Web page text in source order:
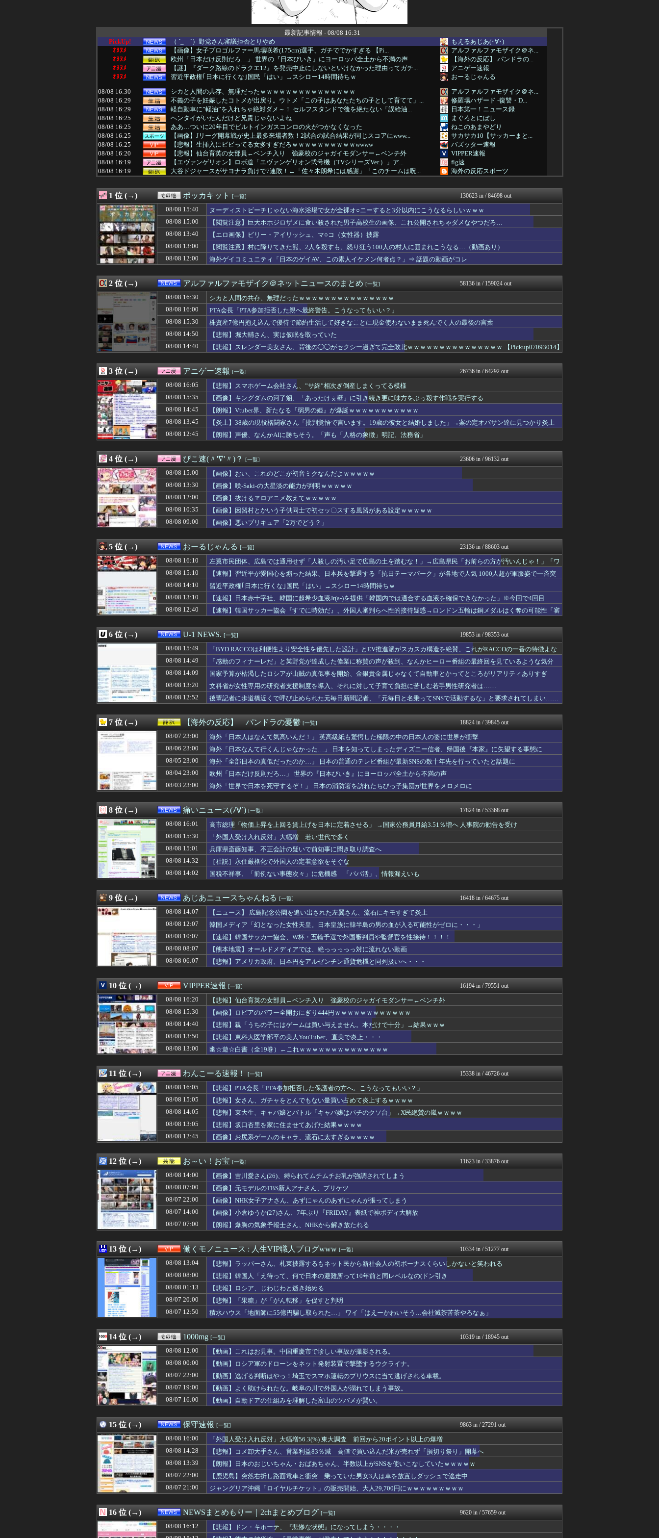
最新記事情報 - 08/08 16:31
PickUp!
（ ´_ゝ`）野党さん審議拒否とりやめ
もえるあじあ(･∀･)
ｵﾇﾇﾒ
【画像】女子プロゴルファー馬場咲希(175cm)選手、ガチででかすぎる 【Pi...
アルファルファモザイク＠ネ...
ｵﾇﾇﾒ
欧州「日本だけ反則だろ…」 世界の『日本びいき』にヨーロッパ全土から不満の声
【海外の反応】 パンドラの...
ｵﾇﾇﾒ
【謎】『ダーク路線のドラクエ12』を発売中止にしないといけなかった理由ってガチ...
アニゲー速報
ｵﾇﾇﾒ
習近平政権｢日本に行くな｣国民「はい」→スシロー14時間待ちｗ
おーるじゃんる
08/08 16:30
シカと人間の共存、無理だったｗｗｗｗｗｗｗｗｗｗｗｗｗｗｗ
アルファルファモザイク＠ネ...
08/08 16:29
不義の子を妊娠したコトメが出戻り。ウトメ「この子はあなたたちの子として育てて」...
修羅場ハザード -復讐・D...
08/08 16:29
軽自動車に”軽油”を入れちゃ絶対ダメ～！ セルフスタンドで後を絶たない「誤給油...
日本第一！ニュース録
08/08 16:25
ヘンタイがいたんだけど兄貴じゃないよね
まぐろとにぼし
08/08 16:25
ああ…ついに20年目でビルトインガスコンロの火がつかなくなった
ねこのあまやどり
08/08 16:25
【画像】Jリーグ開幕戦が史上最多来場者数！2試合の試合結果が同じスコアにwww...
サカサカ10【サッカーまと...
08/08 16:25
【悲報】生挿入にビビってる女多すぎだろｗｗｗｗｗｗｗｗｗｗwwww
バズッター速報
08/08 16:20
【悲報】仙台育英の女部員←ベンチ入り 強豪校のジャガイモダンサー←ベンチ外
VIPPER速報
08/08 16:19
【エヴァンゲリオン】ロボ道「エヴァンゲリオン弐号機（TVシリーズVer.）」ア...
fig速
08/08 16:19
大谷ドジャースがサヨナラ負けで7連敗！←「佐々木朗希には感謝」「このチームは呪...
海外の反応スポーツ
08/08 16:15
子育てママ達の「勉強って必要？」にモヤモヤ。その発言を聞くたびに感じてしまうこ...
鬼女の宅配便 - 修羅場・...
08/08 16:12
【悲報】ドン・キホーテ、『悲惨な状態』になってしまう・・・・
NEWSまとめもりー｜2c...
08/08 16:12
嫁の手作りのベビー用品を父が他人にプレゼント。許可を出した俺は嫁から非難轟轟で...
浮気ちゃんねる
08/08 16:11
外国人「東京で謎の動物を見たんだけどコイツの正体分かる？」
海外の万国反応記＠海外の反...
08/08 16:10
【ウマ娘】「もう来週」 なんで今回のLOHこんな早いの
ウマ娘うまぴょい速報
08/08 16:10
【急増】「外国人受け入れ反対」56.3％に わずか2年で20.7ポイント増、東...
08/08 16:10
映画『8番出口』が金曜ロードショーで地上波初放送決定！！8月28日！！
デジタルニューススレッド
08/08 16:10
【画像】美人レースクイーンの透け透けぽっちゃり腹、ヌケる
まとめ芸能＠美女画像まとめ...
08/08 16:10
【画像】女子さん、ヌードデッサンでチ〇コをガン見してしまうｗｗｗwｗｗｗｗｗｗ...
なんJミュージアム
08/08 16:10
左翼市民団体、広島では通用せず「人殺しの汚い足で広島の土を踏むな！」→広島県民...
おーるじゃんる
08/08 16:09
【熊本地震】避難者の食生活、改善急務＝調理できず「パン飽き飽き」―断水なお３万...
資格ちゃんねる
08/08 16:09
【最高】宝鐘マリンの活動3周年を記念した伝説の歌謡祭！多数の豪華ゲスト出演や新...
08/08 16:09
【速報】紫咲シオン
トレンドの通り道
08/08 16:09
ショートスリーパー堀大輔、「寝たほうがいいのでは？のコメントにブチギレ
08/08 16:09
中2男子、野球部の練習中に頭部を強打しCT検査→70代医師「問題ないです」→他...
まとめたニュース
08/08 16:08
【ウマ娘】水着フサパンはギャルママみあって良かったから引く
ウマ娘まとめ超速報！
08/08 16:07
【議論】長文タイトルはダサい？
異世界転生まとめ速報
08/08 16:06
義母が「髪の毛ばかり落ちている」と言うのでベリーショートにした。その後の掃除で...
修羅場ライフ速報
08/08 16:06
カープ大瀬良(2軍) 防御率4.31 WHIP1.39 QS率40%
広島東洋カープまとめブログ...
08/08 16:05
【画像】カノカリ女、あまりにもセックスすぎるグッズにされてしまう
アニチャット
08/08 16:05
【動画】ショートスリーパー「寝たほうがいいよ」の一言にブチギレ・・・
08/08 16:05
【悲報】スマホゲーム会社さん、”サ終”相次ぎ倒産しまくってる模様
アニゲー速報
08/08 16:05
韓国人「現在、日本でとんでもない進化を遂げている韓国料理がこちら…」→「これは...
海外トークログ
08/08 16:05
『MYST』シリーズって正直ADVゲームの最高傑作だよね
08/08 16:05
【画像】デカパイ気象予報士さん、ビキニ姿でダイナマイトボディを解禁wwwwww
女子アナお宝画像速報－5c...
08/08 16:05
【悲報】PTA会長「PTA参加拒否した保護者の方へ。こうなってもいい？」
わんこーる速報！
08/08 16:05
ワイの上司がカラオケでT-BOLANばっかり歌うんやが
08/08 16:02
※【ガンダムX】ロアビィがエアマスター、ウィッツがレオパルドに乗っていたら
GUNDAM.LOG｜ガン...
08/08 16:02
【画像】小倉優子(42)、大学の友達と初めての飲み会wwwwwww
いたしん！
08/08 16:01
高市総理「物価上昇を上回る賃上げを日本に定着させる」 →国家公務員月給3.51...
08/08 16:01
【衝撃】34歳ニート、『エロ漫画』で人生逆転
凹凸ちゃんねる 発達障害・...
08/08 16:01
【PC電源】いったい誰に見せるためにそんな所にLCD付けるのかな
08/08 16:01
お前らがメイドイン韓国で認めてるもの 「キムチ」あと3つは？
08/08 16:00
熊本地震で居酒屋から温泉が湧き出るwwwwwwww
08/08 16:00
「ビールと水を交互に飲まないと倒れるグラス」発売 適正飲酒を施す
明日は何を食べようか
08/08 16:00
『トリコ』が天下取れなかった理由
08/08 16:00
株の資産7億円あるのに「株主優待」で生活してガンになる人生・・・
投資ちゃんねる
08/08 16:00
「外国人受け入れ反対」大幅増56.3(%) 東大調査 前回から20ポイント以上...
保守速報
08/08 16:00
【悲報】もこう、老人会RUSTで有能3人囲まれても腫物扱いされるｗｗｗ
ゲーム実況者速報＠YouT...
08/08 16:00
只今病院にて糖尿病の診断を下されました
キニ速
PTA会長「PTA参加拒否した親へ最終警告。こうなってもいい？」
アルファルファモザイク＠ネ...
08/08 16:00
韓国がサッカーの審判を買収したのはガチだった！ 審判を性接待して以降は7戦無敗...
08/08 16:00
【犬笛】毎日新聞「ふるさと納税の返礼品に『戦闘機の清掃体験』」→サヨク発狂「徴...
モナニュース
08/08 16:00
【ウマ娘】ごぞんじの事をごぞんじないのですか！？
パカ娘速報！！ウマ娘まとめ...
08/08 16:00
【朗報】松田好花、ビッチョビチョになるwwwwwww
乃木通 乃木坂46櫻坂46...
08/08 16:00
【うさぎおいしい】「ウサギの島」生態系に異変、観光客「過剰な餌やり」で増えた思...
08/08 16:00
すまん、マジのガチでウーバーが無理なんやが
バイク速報
08/08 16:00
【大阪】フェラーリを手がけたピニンファリーナ、日本の鉄道を初デザイン。南海電鉄...
常識的に考えた
【動画】ショートスリーパー堀大輔さん、今度は配信中に突然号泣「ずっと涙が止まら...
ラビット速報
08/08 16:00
姫野美南アナ、横乳おっぱい角度によっては谷間みえてそうタマラン
アイドル・女子アナ★吟じま...
08/08 16:00
【動画】ショートスリーパー堀さん、高須クリニックに医学的に詰められてガチ切れｗ...
【2ch】ニュー速クオリテ...
08/08 16:00
まあ怒られたかもしれんがガマボイラーの件ではないだろう多分
けおけお速報
08/08 16:00
【朗報】韓国人「Jリーグのこの監督、経歴がおかしい」
ニチカン！
08/08 16:00
チケット確認にすら応じずCAたちを突き飛ばした中国人22人を搭乗拒否 タイ
エアライン本舗
08/08 15:58
【速報】賀喜遥香、金川紗耶、弓木奈於が卒業
乃木坂46まとめ 乃木りん...
08/08 15:55
放課後、弓袋を背負って練習へ向かう女子高生に中国SNS「青春」「うらやましい」...
08/08 15:54
【試合結果】日本ハム2軍vs楽天 1-7｜東地区14回戦｜個人成績｜8/8
ファイターズ王国＠日ハムま...
08/08 15:53
【ラブライブ！】菅叶和さん、高校生の時に父親を亡くしていた【声優】
コンテンツ・声優 | ラブ...
08/08 15:51
【巨人対ヤクルト17回戦】巨人、2回裏2アウト一二塁から浦田のタイムリーで同点...
なんじぇいスタジアム＠なん...
「トランプ級」戦艦、建造費は総額43兆円か
ゴールデンタイムズ
08/08 15:49
「BYD RACCOは利便性より安全性を優先した設計」とEV推進派がスカスカ構...
08/08 15:48
ＦＦ史上最高傑作は？ニワカ「4！」馬鹿「8やね」陰キャ「7だろ？」←これｗｗｗ
アニはつ -アニメ発信場-
08/08 15:47
【拡散希望】辺野古転覆事故遺族が「全容解明と再発防止を求める会」設立 継続的に...
正義の見方
08/08 15:45
【悲報】ワイ、半導体で破産寸前ｗｗｗｗｗｗｗｗｗｗ
【サッカー まとめ】サカラ...
08/08 15:44
【悲報】インターネットプロバイダーから開示請求が届いた…
08/08 15:40
賀喜遥香ちゃん、ついにインスタアカウントを開設！！！【乃木坂46】
坂道情報通～乃木坂46まと...
08/08 15:40
【画像】コメ 損切り加速ｗｗｗｗｗｗｗｗｗ
08/08 15:40
【テレビ離れ】テレビ大好き高齢者の「テレビ離れ」も始まる 60代・70代も視聴...
結婚・恋愛ニュースぷらす
08/08 15:40
台風13号は中国大陸に行ったけど、15号の予想進路…なんだこれ？
08/08 15:40
ヌーディストビーチじゃない海水浴場で女が全裸オ○ニーすると3分以内にこうなるら...
08/08 15:38
北朝鮮の弾道ミサイル部隊、ロシアのヴォロネジ州に展開か…北朝鮮は本質的にウクラ...
軍事・ミリタリー速報☆彡
08/08 15:38
【朗報】 イーロン「Xでインプレゾンビが多すぎるから収益分配プログラムやめ...
なんJ PRIDE
08/08 15:35
韓国人「不適切接待疑惑、2002年イタリア・スペイン戦で『韓国に奪われた』と欧...
世界の憂鬱 海外・韓国の反...
08/08 15:35
【画像】女ってこんなに変わるもんなんか？ｗｗｗｗｗｗｗｗｗｗｗｗｗｗｗｗｗｗ...
不思議.net - 5ch...
08/08 15:35
【画像】キングダムの河了貂、「あったけぇ壁」に引き続き更に味方をぶっ殺す作戦を...
セの投手の打席、平均打率0割台ケガのリスクあり走って疲れる←これを今年までやっ...
ツバメ速報＠ヤクルトスワロ...
【画像】本田翼さんのおっぱい、限界突破ｗｗｗｗｗｗｗｗｗ
筋肉速報
08/08 15:33
【巨人対ヤクルト18回戦】ヤクルト、2回表1アウト三塁から内山壮真のタイムリー...
08/08 15:33
下着がエ◯チな変態女(50)のアソコを70分舐め回して深くイカせた結果ｗｗｗｗ...
08/08 15:33
親や教師に勧められて私立上位大に進み、企業の総合職に就いた。でも結婚相手に求め...
修羅の華-家庭・生活まとめ
08/08 15:32
【画像】木星、ヤバすぎるｗｗｗｗｗｗｗｗｗｗｗｗ
いたしん！
08/08 15:31
韓国人「本当にこれだけは日本がうらやましいと感じるものがこちら・・・」
コリアル
08/08 15:30
「外国人受け入れ反対」大幅増 若い世代で多く
痛いニュース(ﾉ∀`)
08/08 15:30
【画像】温泉の中でこれやる奴ｗｗｗｗｗｗｗｗｗ
08/08 15:30
【画像】ロピアのパワー全開おにぎり444円ｗｗｗｗｗｗｗｗｗｗｗｗ
08/08 15:30
株資産7億円抱え込んで優待で節約生活して好きなことに現金使わないまま死んでく人...
アルファルファモザイク＠ネ...
08/08 15:30
スマスロモンキーターンⅥが2027年1月以降に登場！？ゼーガペインは抱き合わせ...
08/08 15:30
こいつに金を流す政党って 〜 立憲民主ブレーンの菅野完氏、メルチュ折田社長に人...
08/08 15:29
【朗報】前阪神・岡田彰布(68)、何故かご機嫌wwwwwwwwwwwwww
なんじぇいスタジアム＠なん...
08/08 15:29
今週の咲-Saki-、役満炸裂で大荒れ
漫画まとめ速報
08/08 15:26
二軍試合実況 8月8日16:00～ ロッテ－巨人
まとめロッテ！
08/08 15:22
エドウィン・ディアス(3年103億円) 11登板 防御率11.00 WHIP2...
なんじぇいスタジアム＠なん...
08/08 15:21
【朗報】鈴木奈々、今が最も巨乳とのこと(画像あり)
08/08 15:20
【悲報】 飛行機のパイロットさん、「駅弁」を食べていることがバレる……
08/08 15:20
基地外パヨク集団「人殺しの汚い足で広島の土を踏むな！」→広島県民「お前らの方が...
ラビット速報
08/08 15:19
【画像】裏垢JD「新しい下着可愛いからみて！」www
じわ速 芸能ニュースまとめ
韓国人「韓国サッカー審判性接待した試合の結果を全部調べると……」
【画像】NASAが開発した素材採用､着るだけで瞬時に-15℃冷却する冷感ポンチ...
08/08 15:15
家の前の花火が一斉に暴発、玄関先に駆け込む一家「なんであのドア鍵かけてんだ」【...
QQQ(海外の反応)
08/08 15:15
友達「お前、なんか性犯罪者みたいな思考で気持ち悪いな」言われたわ
りぷらい速報
08/08 15:15
公園で海老剥いて食べてたらこうなるwww
まとめCUP
08/08 15:12
彼氏からプロポーズされた私。だが彼は自分の両親に私の存在を一度も報告してなかっ...
08/08 15:12
【仮面ライダー電王】ウラタロス、嘘つきだけど意外と常識人寄りだよね
08/08 15:12
【悲報】熊本の被災地、『異常事態』が発生してしまう！！！！！！！！
NEWSまとめもりー｜2c...
08/08 15:11
【悲報】佐藤二朗さん主演の「踊る」スピンオフ作品、結局撮影中止が決定wwwww...
mashlife通信
08/08 15:10
中日・阿部（控え目に言ってゴッド）の走者別の打撃成績が異次元すぎるｗｗｗｗｗｗ...
08/08 15:10
【悲報】佐藤二朗さん主演の「踊る」スピンオフ作品、結局撮影中止が決定ｗｗｗｗ...
08/08 15:10
【画像】爆乳のオタク女さん、うっかりインタビューを受けてしまうｗｗｗwｗｗｗｗ...
なんJミュージアム
08/08 15:10
【速報】習近平が愛国心を煽った結果、日本兵を撃退する「抗日テーマパーク」が各地...
おーるじゃんる
08/08 15:09
【悲報】九州名物の鶏刺しを食べた医師、全身麻痺になり車椅子生活「死んだ方が良い...
コノユビニュース｜みんなの...
08/08 15:09
【始まる】轟はじめが『あつまれどうぶつの森』でホテル経営！？
トレンドの通り道
08/08 15:09
じゃあ逆に「これはチェーン店でいいぞ」って奴、挙げてけwwwwwwwww
08/08 15:09
タイミング悪かった。猫を拾ったのが年末でそのまま年を越すことになった
おうち速報
08/08 15:08
【悲報】Q：なぜ辺野古転覆事故の防カメ映像をすぐに公開しなかったのか？ → 玉...
政経ワロスまとめニュース♪
08/08 15:08
おひさまの『イチャイチャ虫』発表時の反応が悲惨すぎる
08/08 15:06
『マリオカートワールド』はどうすればよかったのか
げぇ速
08/08 15:06
会社の事務員が社用車のブレーキとアクセルを踏み間違えた。それでフェンスを突き破...
修羅場ライフ速報
08/08 15:05
【悲報】女さん、ガチャをとんでもない量買い占めて炎上するｗｗｗｗ
わんこーる速報！
08/08 15:05
【画像】塩崎実央アナ、久々のスタジオで立派なYCを披露してしまうwwwww
女子アナお宝画像速報－5c...
08/08 15:05
キャッシュレス派の人が現金のみの店に文句言ってるのってどう思う？
大艦巨砲主義！
08/08 15:05
こども園から孫が怪我した迎えにと連絡あり。石をどかしてミミズ集め足の上に石を落...
08/08 15:05
【悲報】ダウンタウン浜田さん、差別発言と受け取られる一言で炎上ｗｗｗｗ
08/08 15:05
「BLEACH」のユーハバッハって、今見返すとあんま『全知全能』感ないよな・・...
最強ジャンプ放送局
08/08 15:05
【悲報】田中みな実(39)、妊娠して顔が別人のように変わる
もみあげチャ～シュ～
08/08 15:04
【悲報】全盛期のエマ・ワトソン可愛すぎワロッタｗｗｗｗｗｗｗｗｗ
08/08 15:03
義実家で連休の食事は簡単に済ませようと話してたら義兄嫁が泣き出した。「子供の食...
08/08 15:03
【ひぇ】PTA会長「PTA参加拒否した親へ最終警告。こうなってもいい？」
Zチャンネル＠VIP
08/08 15:03
面白いゴルフマンガｗｗｗｗｗｗｗｗｗｗｗｗｗｗｗｗ watch＠２ちゃんねる
1 位 (→) ポッカキット [一覧] 130623 in / 84698 out
08/08 15:40
ヌーディストビーチじゃない海水浴場で女が全裸オ○ニーすると3分以内にこうなるらしいｗｗｗ
08/08 15:00
【閲覧注意】巨大ホホジロザメに食い殺された男子高校生の画像、これ公開されちゃダメなやつだろ…
08/08 13:40
【エロ画像】ビリー・アイリッシュ、マ○コ（女性器）披露
08/08 13:00
【閲覧注意】村に降りてきた熊、2人を殺すも、怒り狂う100人の村人に囲まれこうなる…（動画あり）
08/08 12:00
海外ゲイコミュニティ「日本のゲイAV、この素人イケメン何者点？」⇒ 話題の動画がコレ
2 位 (→) アルファルファモザイク＠ネットニュースのまとめ [一覧] 58136 in / 159024 out
08/08 16:30
シカと人間の共存、無理だったｗｗｗｗｗｗｗｗｗｗｗｗｗｗｗ
08/08 16:00
PTA会長「PTA参加拒否した親へ最終警告。こうなってもいい？」
08/08 15:30
株資産7億円抱え込んで優待で節約生活して好きなことに現金使わないまま死んでく人の最後の言葉
08/08 14:50
【悲報】堀大輔さん、実は仮眠を取っていた
WWWWWWWWWWWWWWWWWWWWWWWWWWWWWWWWWWWWWWWWWW
08/08 14:40 【悲報】スレンダー美女さん、背後の◯◯がセクシー過ぎて完全敗北ｗｗｗｗｗｗｗｗｗｗｗｗｗｗｗ 【Pickup07093014】
3 位 (→) アニゲー速報 [一覧] 26736 in / 64292 out
08/08 16:05
【悲報】スマホゲーム会社さん、”サ終”相次ぎ倒産しまくってる模様
08/08 15:35
【画像】キングダムの河了貂、「あったけぇ壁」に引き続き更に味方をぶっ殺す作戦を実行する
08/08 14:45
【朗報】Vtuber界、新たなる『弱男の姫』が爆誕ｗｗｗｗｗｗｗｗｗｗｗ
08/08 13:45
【炎上】38歳の現役格闘家さん「批判覚悟で言います。19歳の彼女と結婚しました」→案の定オバサン達に見つかり炎上
08/08 12:45
【朗報】声優、なんかAIに勝ちそう。「声も「人格の象徴」明記、法務省」
4 位 (→) ぴこ速(〃'∇'〃)？ [一覧] 23606 in / 96132 out
08/08 15:00
【画像】おい、これのどこが初音ミクなんだよｗｗｗｗｗ
08/08 13:30
【画像】咲-Saki-の大星淡の能力が判明ｗｗｗｗｗ
08/08 12:00
【画像】抜けるヱロアニメ教えてｗｗｗｗｗ
08/08 10:35
【画像】因習村とかいう子供同士で初セッ〇スする風習がある設定ｗｗｗｗｗ
08/08 09:00
【画像】悪いプリキュア「2万でどう？」
5 位 (→) おーるじゃんる [一覧] 23136 in / 88603 out
08/08 16:10
左翼市民団体、広島では通用せず「人殺しの汚い足で広島の土を踏むな！」→広島県民「お前らの方が汚いんじゃ！」「ワ
シらが広島県民じゃ」
08/08 15:10
【速報】習近平が愛国心を煽った結果、日本兵を撃退する「抗日テーマパーク」が各地で人気 1000人超が軍服姿で一斉突
撃！
08/08 14:10
習近平政権｢日本に行くな｣国民「はい」→スシロー14時間待ちｗ
08/08 13:10
【速報】日本赤十字社、韓国に超希少血液Jr(a-)を提供「韓国内では適合する血液を確保できなかった」※今回で4回目
08/08 12:40
【速報】韓国サッカー協会『すでに時効だ』、外国人審判らへ性的接待疑惑→ロンドン五輪は銅メダルはく奪の可能性「審
6 位 (→) U-1 NEWS. [一覧] 19853 in / 98353 out
08/08 15:49
「BYD RACCOは利便性より安全性を優先した設計」とEV推進派がスカスカ構造を絶賛、これがRACCOの一番の特徴よな
08/08 14:49
「感動のフィナーレだ」と某野党が達成した偉業に称賛の声が殺到、なんかヒーロー番組の最終回を見ているような気分
に……
08/08 14:09
国家予算が枯渇したロシアが山賊の真似事を開始、金銀貴金属じゃなくて自動車とかってところがリアリティありすぎ
る……
08/08 13:20
文科省が女性専用の研究者支援制度を導入、それに対して子育て負担に苦しむ若手男性研究者は……
08/08 12:52
後輩記者に歩道橋近くで呼び止められた元毎日新聞記者、「元毎日と名乗ってSNSで活動するな」と要求されてしまい……
7 位 (→) 【海外の反応】 パンドラの憂鬱 [一覧] 18824 in / 39845 out
08/07 23:00
海外「日本人はなんて気高いんだ！」 英高級紙も驚愕した極限の中の日本人の姿に世界が衝撃
08/06 23:00
海外「日本なんて行くんじゃなかった…」 日本を知ってしまったディズニー信者、帰国後『本家』に失望する事態に
08/05 23:00
海外「全部日本の真似だったのか…」 日本の普通のテレビ番組が最新SNSの数十年先を行っていたと話題に
08/04 23:00
欧州「日本だけ反則だろ…」 世界の『日本びいき』にヨーロッパ全土から不満の声
08/03 23:00
海外「世界で日本を死守するぞ！」 日本の消防署を訪れたちびっ子集団が世界をメロメロに
8 位 (→) 痛いニュース(ﾉ∀`) [一覧] 17824 in / 53368 out
08/08 16:01
高市総理「物価上昇を上回る賃上げを日本に定着させる」 →国家公務員月給3.51％増へ 人事院の勧告を受け
08/08 15:30
「外国人受け入れ反対」大幅増 若い世代で多く
08/08 15:01
兵庫県斎藤知事、不正会計の疑いで前知事に聞き取り調査へ
08/08 14:32
［社説］永住厳格化で外国人の定着意欲をそぐな
08/08 14:02
国税不祥事、「前例ない事態次々」に危機感 「パパ活」、情報漏えいも
9 位 (→) あじあニュースちゃんねる [一覧] 16418 in / 64675 out
08/08 14:07
【ニュース】 広島記念公園を追い出された左翼さん、流石にキモすぎて炎上
08/08 12:07
韓国メディア「幻となった女性天皇。日本皇族に韓半島の男の血が入る可能性がゼロに・・・」
08/08 10:07
【速報】韓国サッカー協会、W杯・五輪予選で外国審判員や監督官を性接待！！！！
08/08 08:07
【熊本地震】オールドメディアでは、絶っっっっっ対に流れない動画
08/08 06:07
【悲報】アメリカ政府、日本円をアルゼンチン通貨危機と同列扱いへ・・・
10 位 (→) VIPPER速報 [一覧] 16194 in / 79551 out
08/08 16:20
【悲報】仙台育英の女部員←ベンチ入り 強豪校のジャガイモダンサー←ベンチ外
08/08 15:30
【画像】ロピアのパワー全開おにぎり444円ｗｗｗｗｗｗｗｗｗｗｗｗ
08/08 14:40
【悲報】親「うちの子にはゲームは買い与えません。本だけで十分」→結果ｗｗｗ
08/08 13:50
【悲報】東科大医学部卒の美人YouTuber、直美で炎上・・・
08/08 13:00
幽☆遊☆白書（全19巻）←これｗｗｗｗｗｗｗｗｗｗｗｗｗｗ
11 位 (→) わんこーる速報！ [一覧] 15338 in / 46726 out
08/08 16:05
【悲報】PTA会長「PTA参加拒否した保護者の方へ。こうなってもいい？」
08/08 15:05
【悲報】女さん、ガチャをとんでもない量買い占めて炎上するｗｗｗｗ
08/08 14:05
【悲報】東大生、キャバ嬢とバトル「キャバ嬢はパチのクソ台」→X民絶賛の嵐ｗｗｗｗ
08/08 13:05
【悲報】坂口杏里を家に住ませてあげた結果ｗｗｗｗ
08/08 12:45
【画像】お尻系ゲームのキャラ、流石に太すぎるｗｗｗｗ
12 位 (→) お～い！お宝 [一覧] 11623 in / 33876 out
08/08 14:00
【画像】吉川愛さん(26)、縛られてムチムチお乳が強調されてしまう
08/08 07:00
【画像】元モデルのTBS新人アナさん、プリケツ
08/07 22:00
【画像】NHK女子アナさん、あずにゃんのあずにゃんが張ってしまう
08/07 14:00
【画像】小倉ゆうか(27)さん、7年ぶり『FRIDAY』表紙で神ボディ大解放
08/07 07:00
【朗報】爆胸の気象予報士さん、NHKから解き放たれる
13 位 (→) 働くモノニュース : 人生VIP職人ブログwww [一覧] 10334 in / 51277 out
08/08 13:04
【悲報】ラッパーさん、札束披露するもネット民から新社会人の初ボーナスくらいしかないと笑われる
08/08 08:00
【悲報】韓国人「え待って、何で日本の避難所って10年前と同レベルなの(ドン引き
08/08 01:13
【悲報】ロシア、じわじわと逝き始める
08/07 20:00
【悲報】「果糖」が「がん転移」を促すと判明
08/07 12:50
積水ハウス「地面師に55億円騙し取られた…」 ワイ「はえーかわいそう…会社滅茶苦茶やろなぁ」
14 位 (→) 1000mg [一覧] 10319 in / 18945 out
08/08 12:00
【動画】これはお見事。中国重慶市で珍しい事故が撮影される。
08/08 00:00
【動画】ロシア軍のドローンをネット発射装置で撃墜するウクライナ。
08/07 22:00
【動画】逃げる判断はやっ！埼玉でスマホ運転のプリウスに当て逃げされる車載。
08/07 19:00
【動画】よく助けられたな。岐阜の川で外国人が溺れてしまう事故。
08/07 16:00
【動画】自動ドアの仕組みを理解した富山のツバメが賢い。
15 位 (→) 保守速報 [一覧] 9863 in / 27291 out
08/08 16:00
「外国人受け入れ反対」大幅増56.3(%) 東大調査 前回から20ポイント以上の爆増
08/08 14:28
【悲報】コメ卸大手さん、営業利益83％減 高値で買い込んだ米が売れず「損切り祭り」開幕へ
08/08 13:39
【朗報】日本のおじいちゃん・おばあちゃん、半数以上がSNSを使いこなしていたｗｗｗｗｗ
08/07 22:00
【鹿児島】突然右折し路面電車と衝突 乗っていた男女3人は車を放置しダッシュで逃走中
08/07 21:00
ジャングリア沖縄「ロイヤルチケット」の販売開始、大人29,700円にｗｗｗｗｗｗｗｗｗ
16 位 (→) NEWSまとめもりー｜2chまとめブログ [一覧] 9620 in / 57659 out
08/08 16:12
【悲報】ドン・キホーテ、『悲惨な状態』になってしまう・・・・